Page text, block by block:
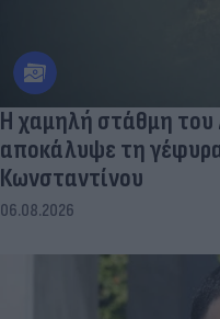
Η χαμηλή στάθμη του
αποκάλυψε τη
Κωνσταντίνου